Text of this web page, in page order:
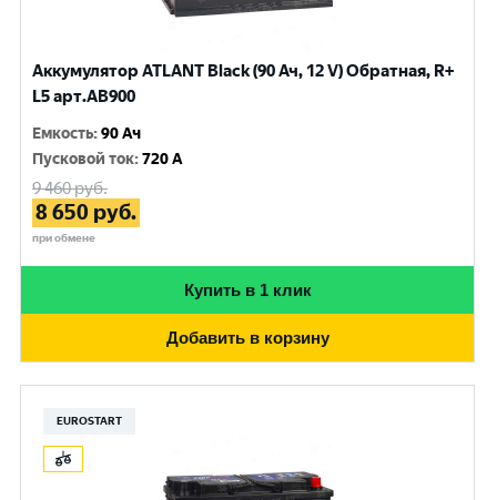
Аккумулятор ATLANT Black (90 Ач, 12 V) Обратная, R+
L5 арт.AB900
Емкость:90 Ач
Пусковой ток:720 A
9 460руб.
8 650 руб.
при обмене
Купить в 1 клик
Добавить в корзину
EUROSTART